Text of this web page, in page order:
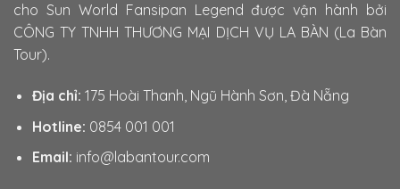
cho Sun World Fansipan Legend được vận hành bởi
CÔNG TY TNHH THƯƠNG MẠI DỊCH VỤ LA BÀN (La Bàn
Tour).
Địa chỉ: 175 Hoài Thanh, Ngũ Hành Sơn, Đà Nẵng
Hotline: 0854 001 001
Email: info@labantour.com